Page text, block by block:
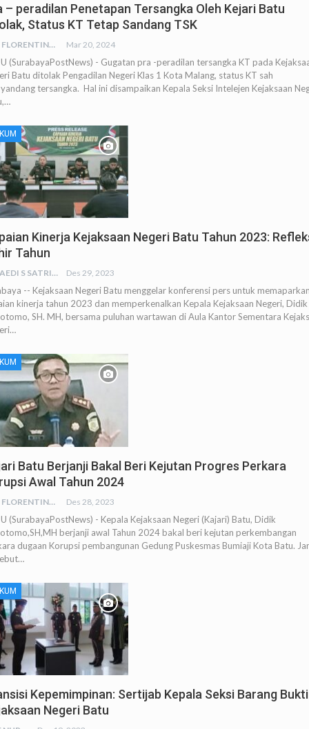
– peradilan Penetapan Tersangka Oleh Kejari Batu
Status KT Tetap Sandang TSK
RED FLORENTINA Mar 20, 2024
(SurabayaPostNews) - Gugatan pra -peradilan tersangka KT pada
Batu ditolak Pengadilan Negeri Klas 1 Kota Malang, status KT sah
tersangka. Hal ini disampaikan Kepala Seksi Intelejen Kejaksaan
Kinerja Kejaksaan Negeri Batu Tahun 2023:
Tahun
JUNAEDI S SATRIA Des 29, 2023
-- Kejaksaan Negeri Batu menggelar konferensi pers untuk
kinerja tahun 2023 dan memperkenalkan Kepala Kejaksaan Negeri, Didik
SH. MH, bersama puluhan wartawan di Aula Kantor Sementara
Batu Berjanji Bakal Beri Kejutan Progres Perkara
Awal Tahun 2024
RED FLORENTINA Des 28, 2023
(SurabayaPostNews) - Kepala Kejaksaan Negeri (Kajari) Batu, Didik
berjanji awal Tahun 2024 bakal beri kejutan perkembangan
dugaan Korupsi pembangunan Gedung Puskesmas Bumiaji Kota Batu.
Kepemimpinan: Sertijab Kepala Seksi Barang Bukti
Negeri Batu